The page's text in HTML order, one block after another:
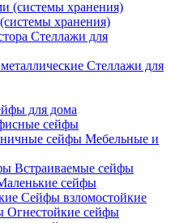
хранения)
Стеллажи для
Стеллажи для
для дома
сейфы
Мебельные и
Встраиваемые сейфы
сейфы
Сейфы взломостойкие
Огнестойкие сейфы